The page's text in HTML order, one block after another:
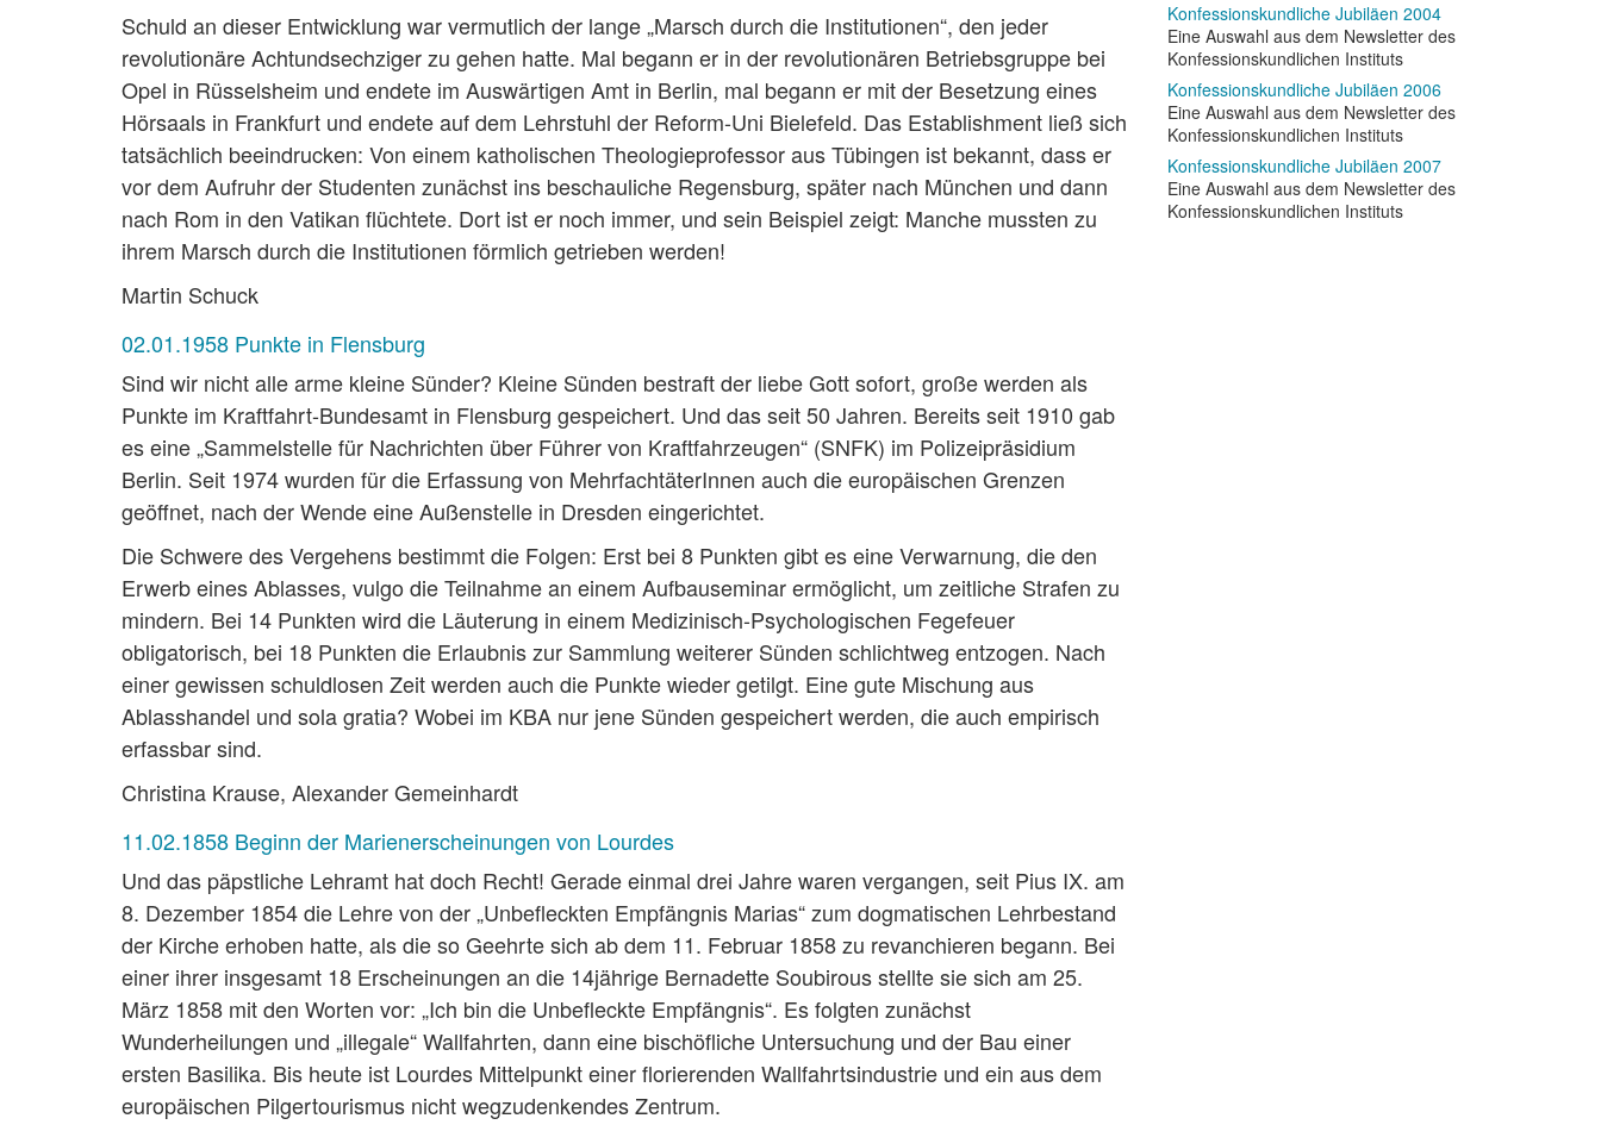
Schuld an dieser Entwicklung war vermutlich der lange „Marsch durch die Institutionen“, den jeder
revolutionäre Achtundsechziger zu gehen hatte. Mal begann er in der revolutionären Betriebsgruppe bei
Opel in Rüsselsheim und endete im Auswärtigen Amt in Berlin, mal begann er mit der Besetzung eines
Hörsaals in Frankfurt und endete auf dem Lehrstuhl der Reform-Uni Bielefeld. Das Establishment ließ sich
tatsächlich beeindrucken: Von einem katholischen Theologieprofessor aus Tübingen ist bekannt, dass er
vor dem Aufruhr der Studenten zunächst ins beschauliche Regensburg, später nach München und dann
nach Rom in den Vatikan flüchtete. Dort ist er noch immer, und sein Beispiel zeigt: Manche mussten zu
ihrem Marsch durch die Institutionen förmlich getrieben werden!
Martin Schuck
02.01.1958 Punkte in Flensburg
Sind wir nicht alle arme kleine Sünder? Kleine Sünden bestraft der liebe Gott sofort, große werden als
Punkte im Kraftfahrt-Bundesamt in Flensburg gespeichert. Und das seit 50 Jahren. Bereits seit 1910 gab
es eine „Sammelstelle für Nachrichten über Führer von Kraftfahrzeugen“ (SNFK) im Polizeipräsidium
Berlin. Seit 1974 wurden für die Erfassung von MehrfachtäterInnen auch die europäischen Grenzen
geöffnet, nach der Wende eine Außenstelle in Dresden eingerichtet.
Die Schwere des Vergehens bestimmt die Folgen: Erst bei 8 Punkten gibt es eine Verwarnung, die den
Erwerb eines Ablasses, vulgo die Teilnahme an einem Aufbauseminar ermöglicht, um zeitliche Strafen zu
mindern. Bei 14 Punkten wird die Läuterung in einem Medizinisch-Psychologischen Fegefeuer
obligatorisch, bei 18 Punkten die Erlaubnis zur Sammlung weiterer Sünden schlichtweg entzogen. Nach
einer gewissen schuldlosen Zeit werden auch die Punkte wieder getilgt. Eine gute Mischung aus
Ablasshandel und sola gratia? Wobei im KBA nur jene Sünden gespeichert werden, die auch empirisch
erfassbar sind.
Christina Krause, Alexander Gemeinhardt
11.02.1858 Beginn der Marienerscheinungen von Lourdes
Und das päpstliche Lehramt hat doch Recht! Gerade einmal drei Jahre waren vergangen, seit Pius IX. am
8. Dezember 1854 die Lehre von der „Unbefleckten Empfängnis Marias“ zum dogmatischen Lehrbestand
der Kirche erhoben hatte, als die so Geehrte sich ab dem 11. Februar 1858 zu revanchieren begann. Bei
einer ihrer insgesamt 18 Erscheinungen an die 14jährige Bernadette Soubirous stellte sie sich am 25.
März 1858 mit den Worten vor: „Ich bin die Unbefleckte Empfängnis“. Es folgten zunächst
Wunderheilungen und „illegale“ Wallfahrten, dann eine bischöfliche Untersuchung und der Bau einer
ersten Basilika. Bis heute ist Lourdes Mittelpunkt einer florierenden Wallfahrtsindustrie und ein aus dem
europäischen Pilgertourismus nicht wegzudenkendes Zentrum.
Konfessionskundliche Jubiläen 2004
Eine Auswahl aus dem Newsletter des
Konfessionskundlichen Instituts
Konfessionskundliche Jubiläen 2006
Eine Auswahl aus dem Newsletter des
Konfessionskundlichen Instituts
Konfessionskundliche Jubiläen 2007
Eine Auswahl aus dem Newsletter des
Konfessionskundlichen Instituts